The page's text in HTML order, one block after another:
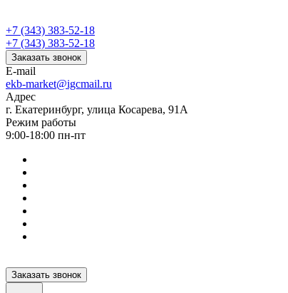
+7 (343) 383-52-18
+7 (343) 383-52-18
Заказать звонок
E-mail
ekb-market@igcmail.ru
Адрес
г. Екатеринбург, улица Косарева, 91А
Режим работы
9:00-18:00 пн-пт
Заказать звонок